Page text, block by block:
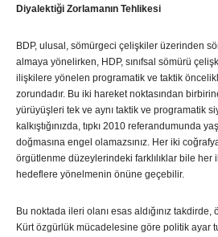
Diyalektiği Zorlamanın Tehlikesi
BDP, ulusal, sömürgeci çelişkiler üzerinden
almaya yönelirken, HDP, sınıfsal sömürü
ilişkilere yönelen programatik ve taktik
zorundadır. Bu iki hareket noktasından
yürüyüşleri tek ve aynı taktik ve programatik
kalkıştığınızda, tıpkı 2010 referandumunda
doğmasına engel olamazsınız. Her iki
örgütlenme düzeylerindeki farklılıklar bile her
hedeflere yönelmenin önüne geçebilir.
Bu noktada ileri olanı esas aldığınız
Kürt özgürlük mücadelesine göre politik ayar